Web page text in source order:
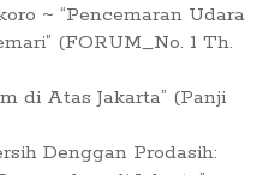
~ “Pencemaran Udara
(FORUM_No. 1 Th.
di Atas Jakarta” (Panji
Denggan Prodasih: